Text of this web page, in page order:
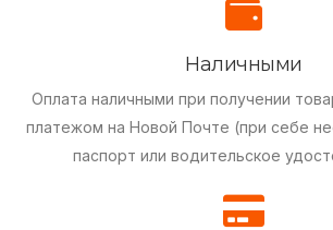
Наличными
Оплата наличными при получении
платежом на Новой Почте (при себе
паспорт или водительское